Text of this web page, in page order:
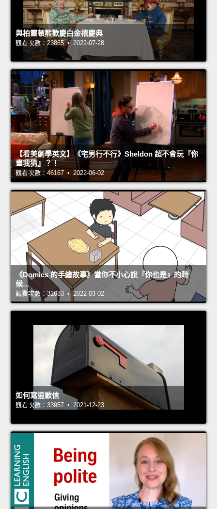
與柏靈頓熊歡慶白金禧慶典
觀看次數：23865 • 2022-07-28
【看美劇學英文】《宅男行不行》Sheldon 超不會玩『你
畫我猜』？！
觀看次數：46167 • 2022-06-02
《Domics 的手繪故事》當你不小心說『你也是』的時
候…
觀看次數：31683 • 2022-03-02
如何寫道歉信
觀看次數：33957 • 2021-12-23